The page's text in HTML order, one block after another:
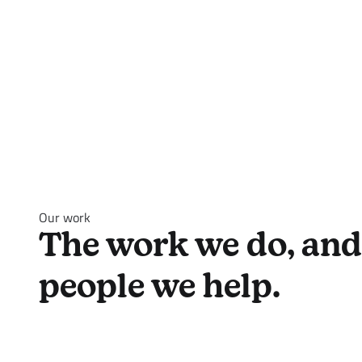
Our work
The work we do,
people we help.